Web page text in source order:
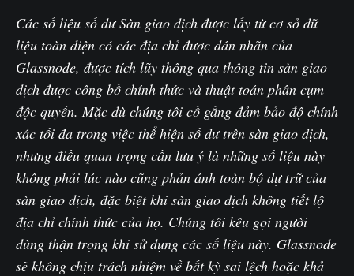
Các số liệu số dư Sàn giao dịch được lấy từ cơ sở dữ
liệu toàn diện có các địa chỉ được dán nhãn của
Glassnode, được tích lũy thông qua thông tin sàn giao
dịch được công bố chính thức và thuật toán phân cụm
độc quyền. Mặc dù chúng tôi cố gắng đảm bảo độ chính
xác tối đa trong việc thể hiện số dư trên sàn giao dịch,
nhưng điều quan trọng cần lưu ý là những số liệu này
không phải lúc nào cũng phản ánh toàn bộ dự trữ của
sàn giao dịch, đặc biệt khi sàn giao dịch không tiết lộ
địa chỉ chính thức của họ. Chúng tôi kêu gọi người
dùng thận trọng khi sử dụng các số liệu này. Glassnode
sẽ không chịu trách nhiệm về bất kỳ sai lệch hoặc khả